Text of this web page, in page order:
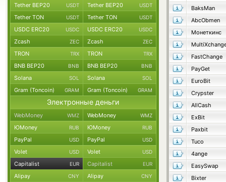
BaksMan
AbcObmen
Монеткинс
FastChange
PayGet
EuroBit
Crypster
AllCash
ExBit
Paxbit
Tuco
4ange
EasySwap
Bixter
Tether BEP20 USDT Tether BEP20 USDT
Tether TON USDT Tether TON USDT
USDC ERC20 USDC USDC ERC20 USDC
Zcash ZEC Zcash ZEC
TRON TRX TRON TRX
BNB BEP20 BNB BNB BEP20 BNB
Solana SOL Solana SOL
Gram (Toncoin) GRAM Gram (Toncoin) GRAM
Электронные деньги
WebMoney WMZ WebMoney WMZ
ЮMoney RUB ЮMoney RUB
PayPal USD PayPal USD
Volet USD Volet USD
Capitalist EUR Capitalist EUR
Alipay CNY Alipay CNY